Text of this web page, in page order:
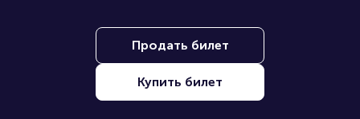
Продать билет
Купить билет